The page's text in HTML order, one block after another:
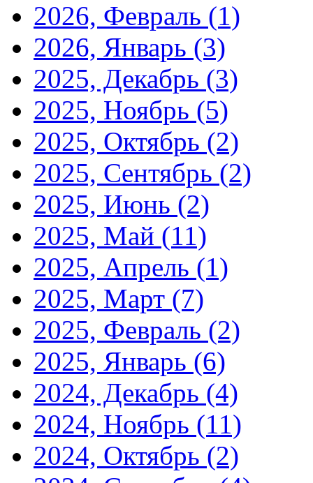
2026, Февраль (1)
2026, Январь (3)
2025, Декабрь (3)
2025, Ноябрь (5)
2025, Октябрь (2)
2025, Сентябрь (2)
2025, Июнь (2)
2025, Май (11)
2025, Апрель (1)
2025, Март (7)
2025, Февраль (2)
2025, Январь (6)
2024, Декабрь (4)
2024, Ноябрь (11)
2024, Октябрь (2)